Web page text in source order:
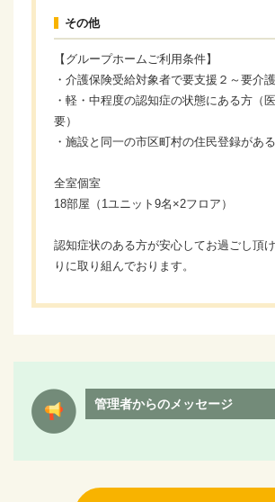
その他
【グループホームご利用条件】
・介護保険受給対象者で要支援２～要介
・軽・中程度の認知症の状態にある方（
要）
・施設と同一の市区町村の住民登録があ
全室個室
18部屋（1ユニット9名×2フロア）
認知症状のある方が安心してお過ごし頂
りに取り組んでおります。
管理者からのメッセージ